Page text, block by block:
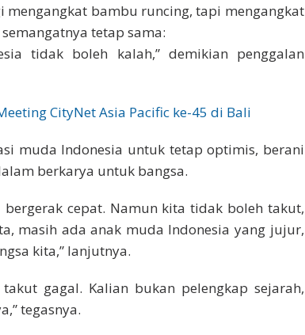
bambu runcing, tapi mengangkat
tetap sama:
tidak boleh kalah,” demikian penggalan
CityNet Asia Pacific ke-45 di Bali
muda Indonesia untuk tetap optimis, berani
berkarya untuk bangsa.
cepat. Namun kita tidak boleh takut,
masih ada anak muda Indonesia yang jujur,
kita,” lanjutnya.
gagal. Kalian bukan pelengkap sejarah,
tegasnya.